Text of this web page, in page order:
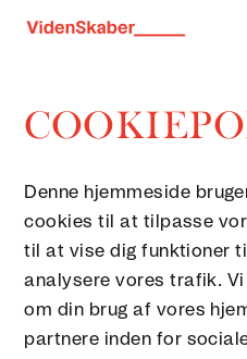
Denne hjemmeside
cookies til at tilpasse
til at vise dig funktioner
analysere vores trafik.
om din brug af vores
partnere inden for